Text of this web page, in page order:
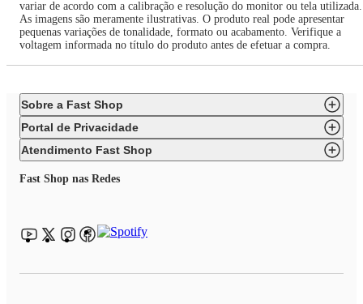
variar de acordo com a calibração e resolução do monitor ou tela utilizada.
As imagens são meramente ilustrativas. O produto real pode apresentar
pequenas variações de tonalidade, formato ou acabamento. Verifique a
voltagem informada no título do produto antes de efetuar a compra.
Sobre a Fast Shop
Portal de Privacidade
Atendimento Fast Shop
Fast Shop nas Redes